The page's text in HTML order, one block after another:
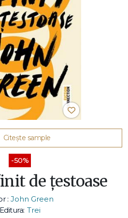
Citește sample
-50%
de țestoase
: John Green
Editura: Trei